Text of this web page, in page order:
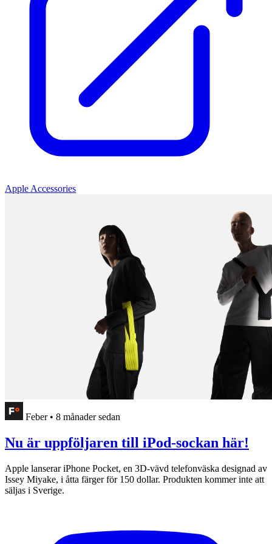
Apple Accessories
Feber • 8 månader sedan
Nu är uppföljaren till iPod-sockan här!
Apple lanserar iPhone Pocket, en 3D-vävd telefonväska designad av
Issey Miyake, i åtta färger för 150 dollar. Produkten kommer inte att
säljas i Sverige.